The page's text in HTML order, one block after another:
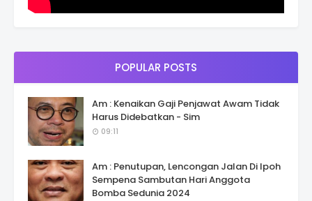
POPULAR POSTS
Am : Kenaikan Gaji Penjawat Awam Tidak
Harus Didebatkan - Sim
09:11
Am : Penutupan, Lencongan Jalan Di Ipoh
Sempena Sambutan Hari Anggota
Bomba Sedunia 2024